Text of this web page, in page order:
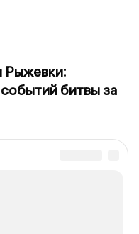
Рыжевки:
битвы за